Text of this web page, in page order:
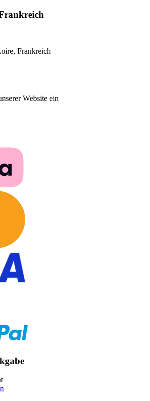
Frankreich
Website ein